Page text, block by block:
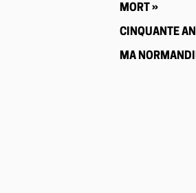
MORT »
CINQUANTE
MA